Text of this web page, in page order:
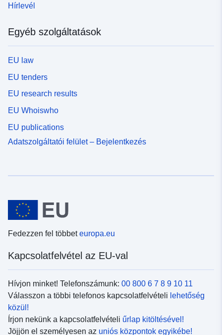
Hírlevél
Egyéb szolgáltatások
EU law
EU tenders
EU research results
EU Whoiswho
EU publications
Adatszolgáltatói felület – Bejelentkezés
Fedezzen fel többeteuropa.eu
Kapcsolatfelvétel az EU-val
Hívjon minket! Telefonszámunk: 00 800 6 7 8 9 10 11
Válasszon a többi telefonos kapcsolatfelvételi lehetőség
közül!
Írjon nekünk a kapcsolatfelvételi űrlap kitöltésével!
Jöjjön el személyesen az uniós központok egyikébe!